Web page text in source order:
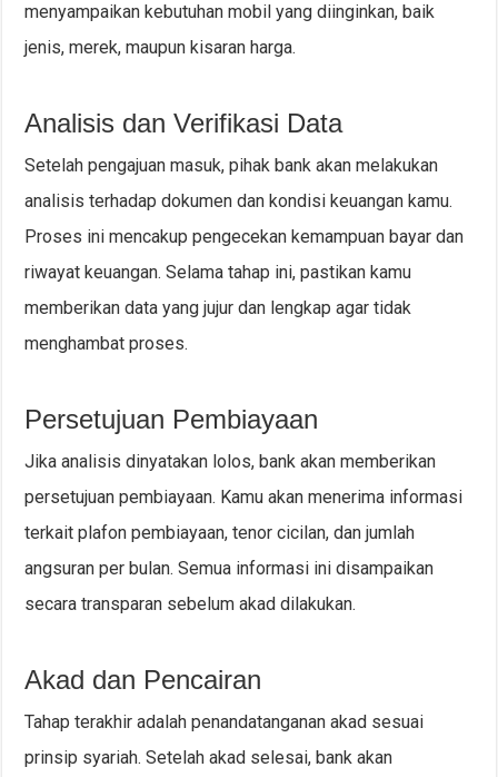
menyampaikan kebutuhan mobil yang diinginkan, baik
jenis, merek, maupun kisaran harga.
Analisis dan Verifikasi Data
Setelah pengajuan masuk, pihak bank akan melakukan
analisis terhadap dokumen dan kondisi keuangan kamu.
Proses ini mencakup pengecekan kemampuan bayar dan
riwayat keuangan. Selama tahap ini, pastikan kamu
memberikan data yang jujur dan lengkap agar tidak
menghambat proses.
Persetujuan Pembiayaan
Jika analisis dinyatakan lolos, bank akan memberikan
persetujuan pembiayaan. Kamu akan menerima informasi
terkait plafon pembiayaan, tenor cicilan, dan jumlah
angsuran per bulan. Semua informasi ini disampaikan
secara transparan sebelum akad dilakukan.
Akad dan Pencairan
Tahap terakhir adalah penandatanganan akad sesuai
prinsip syariah. Setelah akad selesai, bank akan